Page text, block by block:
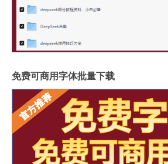
免费可商用字体批量下载